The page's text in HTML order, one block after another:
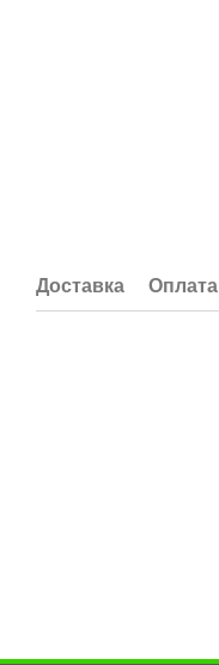
Доставка Оплата